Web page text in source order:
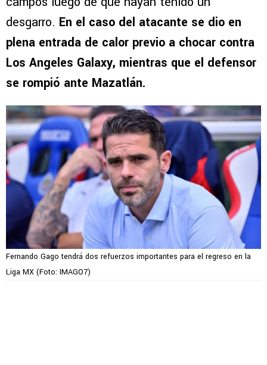
desgarro. En el caso del atacante se dio en
plena entrada de calor previo a chocar contra
Los Angeles Galaxy, mientras que el defensor
se rompió ante Mazatlán.
Fernando Gago tendrá dos refuerzos importantes para el regreso en la
Liga MX (Foto: IMAGO7)